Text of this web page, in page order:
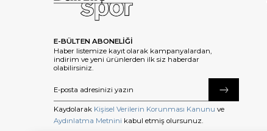
E-BÜLTEN ABONELİĞİ
Haber listemize kayıt olarak kampanyalardan,
indirim ve yeni ürünlerden ilk siz haberdar
olabilirsiniz.
Kaydolarak Kişisel Verilerin Korunması Kanunu ve
Aydınlatma Metnini kabul etmiş olursunuz.